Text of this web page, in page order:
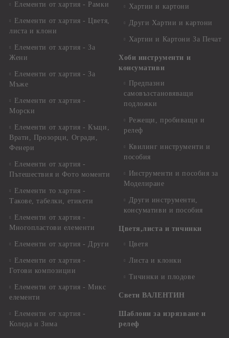
Елементи от хартия - Рамки
Елементи от хартия - Цветя,
листа и клони
Елементи от хартия - За
Жени
Елементи от хартия - За
Мъже
Елементи от хартия -
Морски
Елементи от хартия - Къщи,
Врати, Прозорци, Огради,
Фенери
Елементи от хартия -
Пътешествия и Фото моменти
Елементи то хартия -
Такове, табелки, етикети
Елементи от хартия -
Многопластови елементи
Елементи от хартия - Други
Елементи от хартия -
Готови композиции
Елементи от хартия - Микс
елементи
Елементи от хартия -
Коледа и Зима
Хартии и картони
Други Хартии и картони
Хартии и Картони За Печат
Хоби инструменти и
консумативи
Предпазни
самовъзстановяващи
подложки
Режещи, пробиващи и
релеф
Квилинг инструменти и
пособия
Инструменти и пособия за
Моделиране
Други инструменти,
консумативи и пособия
Цветя,листа и тичинки
Цветя
Листа и клонки
Тичинки и плодове
Свети ВАЛЕНТИН
Шаблони за изрязване и
релеф